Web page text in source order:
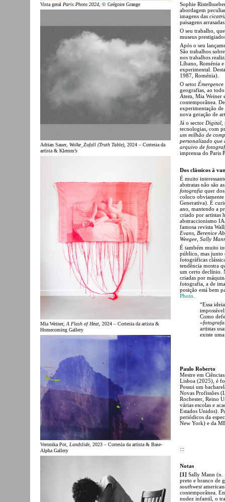
Vista geral Paris Photo 2024 , © Grégoire Grange
Adrian Sauer, Wolke_Zufall (Truth Table) , 2024 – Cortesia da
artista & Klemm’s
Mia Weiner, A Flash of Heat , 2024 – Cortesia da artista &
Homecoming Gallery
Veronika Pot, Landslide, 2023 – Cortesia da artista & Base-
Alpha Gallery
Sophie
abordagem
imagens das
paisagens
O seu trabalho,
museus
Após o seu
São trabalhos
nos trabalhos
Líbano, Roménia
experimental.
1987, Roménia).
O setor Émergence
geografias, ao
Atem, Mia Weiner
contemporânea.
experimentação de
nova geração de
Já o sector Digital
tecnologias, com
um milhão de
personalizado que
arquivo de
imprensa do Paris
Dos clássicos à
É muito
abstratas não são
fotografia quer
coloco
Generativa). É
ano, mantendo a
criado por artistas
abstraccionismo
famosa revista
Evans, Berenice
Weegee, Sally
É também muito
público, mas junto
fotográficas
tendência mostra
um certo declínio.
criadas por
fotografia, a de
posição está bem
Photo
“Essa
Como
«
artistas
existe
Paulo Roberto
Mestre em
Lisboa (2025), é
Possui um
Novas Profissões
Rochester, Reino
várias escolas e
Estados Unidos).
periódicos da
New York) e da
:::
Notas
[1] Sally Mann (n.
preto e branco de
southwest
contemporânea.
nudez infantil, o